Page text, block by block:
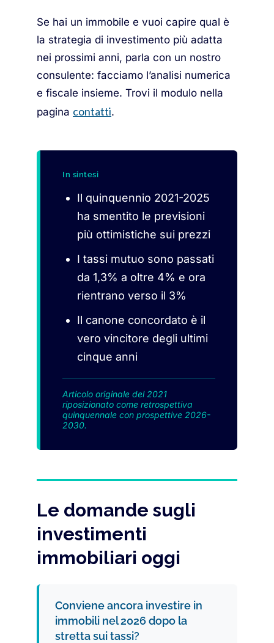
Se hai un immobile e vuoi capire qual è
la strategia di investimento più adatta
nei prossimi anni, parla con un nostro
consulente: facciamo l’analisi numerica
e fiscale insieme. Trovi il modulo nella
pagina contatti.
In sintesi
Il quinquennio 2021-2025
ha smentito le previsioni
più ottimistiche sui prezzi
I tassi mutuo sono passati
da 1,3% a oltre 4% e ora
rientrano verso il 3%
Il canone concordato è il
vero vincitore degli ultimi
cinque anni
Articolo originale del 2021
riposizionato come retrospettiva
quinquennale con prospettive 2026-
2030.
Le domande sugli
investimenti
immobiliari oggi
Conviene ancora investire in
immobili nel 2026 dopo la
stretta sui tassi?